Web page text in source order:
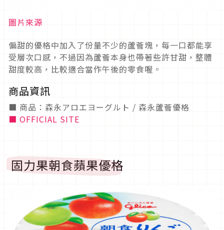
圖片來源
偏甜的優格中加入了份量不少的蘆薈塊，每一口都能享
受層次口感，不過因為蘆薈本身也帶著些許甘甜，整體
甜度較高，比較適合當作午後的零食喔。
商品資訊
■ 商品：森永アロエヨーグルト / 森永蘆薈優格
■ OFFICIAL SITE
固力果朝食蘋果優格